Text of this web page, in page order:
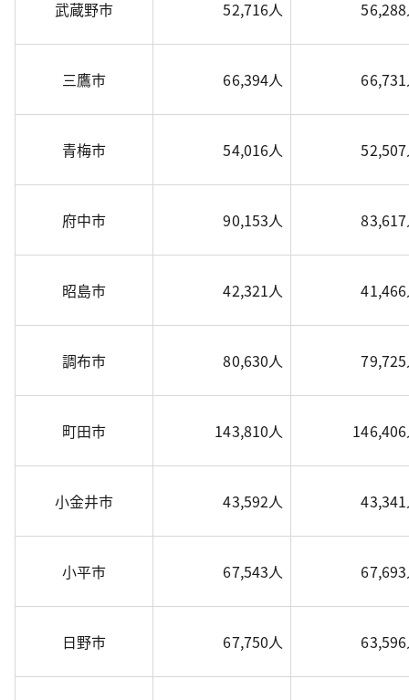
武蔵野市 52,716人
三鷹市 66,394人
青梅市 54,016人
府中市 90,153人
昭島市 42,321人
調布市 80,630人
町田市 143,810人
小金井市 43,592人
小平市 67,543人
日野市 67,750人